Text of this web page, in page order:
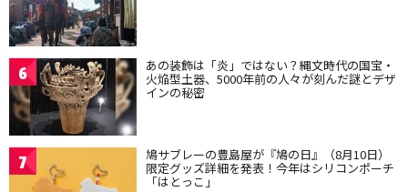
6 あの装飾は「炎」ではない？縄文時代の国宝・
火焔型土器、5000年前の人々が刻んだ謎とデザ
インの秘密
7 鳩サブレーの豊島屋が『鳩の日』（8月10日）
限定グッズ詳細を発表！今年はシリコンポーチ
「はとっこ」